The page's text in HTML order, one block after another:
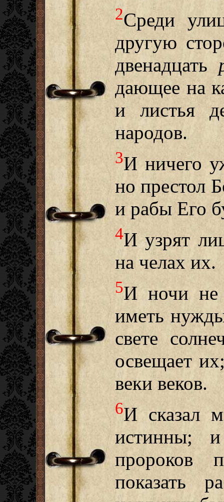
2Среди
другую
двенадцать
дающее на
и листья
народов.
3И ничего
но престол
и рабы Его
4И узрят
на челах их.
5И ночи не
иметь
свете
освещает
веки веков.
6И сказал
истинны;
пророков
показать